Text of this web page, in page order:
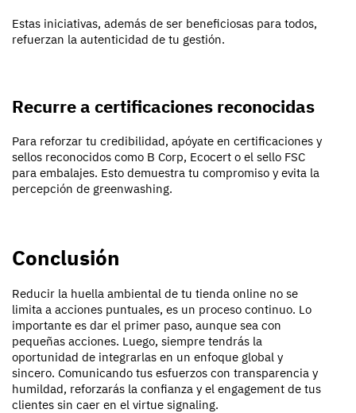
Estas iniciativas, además de ser beneficiosas para todos,
refuerzan la autenticidad de tu gestión.
Recurre a certificaciones reconocidas
Para reforzar tu credibilidad, apóyate en certificaciones y
sellos reconocidos como B Corp, Ecocert o el sello FSC
para embalajes. Esto demuestra tu compromiso y evita la
percepción de greenwashing.
Conclusión
Reducir la huella ambiental de tu tienda online no se
limita a acciones puntuales, es un proceso continuo. Lo
importante es dar el primer paso, aunque sea con
pequeñas acciones. Luego, siempre tendrás la
oportunidad de integrarlas en un enfoque global y
sincero. Comunicando tus esfuerzos con transparencia y
humildad, reforzarás la confianza y el engagement de tus
clientes sin caer en el virtue signaling.